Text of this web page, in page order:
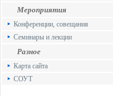
Мероприятия
Конференции, совещания
Семинары и лекции
Разное
Карта сайта
СОУТ